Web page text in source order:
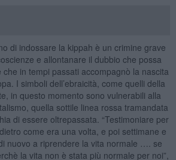
di indossare la kippah è un crimine grave
e allontanare il dubbio che possa
in tempi passati accompagnò la nascita
I simboli dell’ebraicità, come quelli della
in questo momento sono vulnerabili alla
quella sottile linea rossa tramandata
di essere oltrepassata. “Testimoniare per
come era una volta, e poi settimane e
nuovo a riprendere la vita normale …. se
la vita non è stata più normale per noi”,